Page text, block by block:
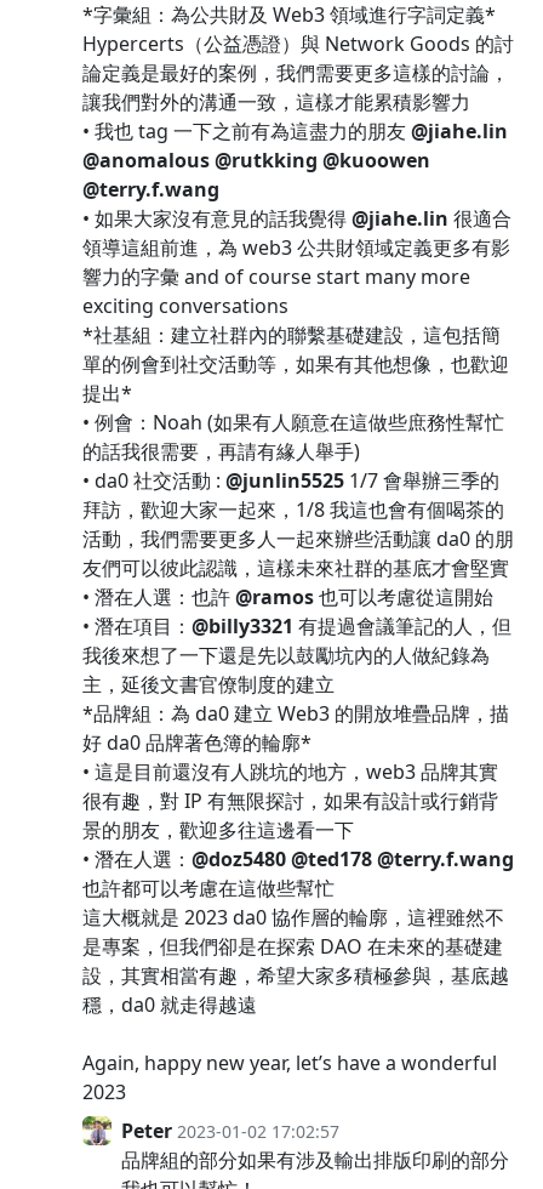
*字彙組：為公共財及 Web3 領域進行字詞定義*
Hypercerts（公益憑證）與 Network Goods 的討
論定義是最好的案例，我們需要更多這樣的討論，
讓我們對外的溝通一致，這樣才能累積影響力
• 我也 tag 一下之前有為這盡力的朋友@jiahe.lin
@anomalous@rutkking @kuoowen
@terry.f.wang
• 如果大家沒有意見的話我覺得@jiahe.lin 很適合
領導這組前進，為 web3 公共財領域定義更多有影
響力的字彙 and of course start many more
exciting conversations
*社基組：建立社群內的聯繫基礎建設，這包括簡
單的例會到社交活動等，如果有其他想像，也歡迎
提出*
• 例會：Noah (如果有人願意在這做些庶務性幫忙
的話我很需要，再請有緣人舉手)
• da0 社交活動 : @junlin5525 1/7 會舉辦三季的
拜訪，歡迎大家一起來，1/8 我這也會有個喝茶的
活動，我們需要更多人一起來辦些活動讓 da0 的朋
友們可以彼此認識，這樣未來社群的基底才會堅實
• 潛在人選：也許@ramos也可以考慮從這開始
• 潛在項目： @billy3321 有提過會議筆記的人，但
我後來想了一下還是先以鼓勵坑內的人做紀錄為
主，延後文書官僚制度的建立
*品牌組：為 da0 建立 Web3 的開放堆疊品牌，描
好 da0 品牌著色簿的輪廓*
• 這是目前還沒有人跳坑的地方，web3 品牌其實
很有趣，對 IP 有無限探討，如果有設計或行銷背
景的朋友，歡迎多往這邊看一下
• 潛在人選： @doz5480@ted178@terry.f.wang
也許都可以考慮在這做些幫忙
這大概就是 2023 da0 協作層的輪廓，這裡雖然不
是專案，但我們卻是在探索 DAO 在未來的基礎建
設，其實相當有趣，希望大家多積極參與，基底越
穩，da0 就走得越遠
Again, happy new year, let’s have a wonderful
2023
Peter 2023-01-02 17:02:57
品牌組的部分如果有涉及輸出排版印刷的部分